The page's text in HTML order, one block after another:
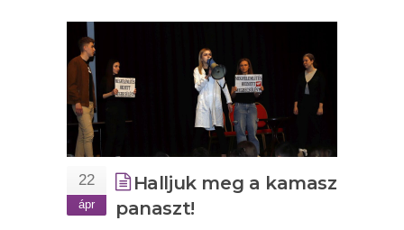
22
ápr
Halljuk meg a kamasz
panaszt!